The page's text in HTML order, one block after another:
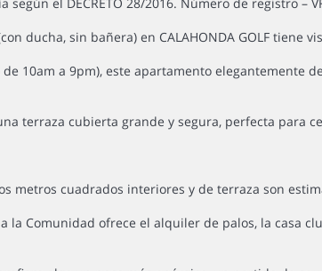
ducha, sin bañera) en CALAHONDA GOLF tiene
10am a 9pm), este apartamento elegantemente
terraza cubierta grande y segura, perfecta para
metros cuadrados interiores y de terraza son
Comunidad ofrece el alquiler de palos, la casa